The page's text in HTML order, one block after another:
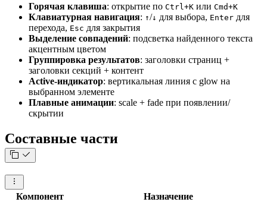
Горячая клавиша: открытие по Ctrl+K или Cmd+K
Клавиатурная навигация: ↑/↓ для выбора, Enter для
перехода, Esc для закрытия
Выделение совпадений: подсветка найденного текста
акцентным цветом
Группировка результатов: заголовки страниц +
заголовки секций + контент
Active-индикатор: вертикальная линия с glow на
выбранном элементе
Плавные анимации: scale + fade при появлении/
скрытии
Составные части
Компонент Назначение